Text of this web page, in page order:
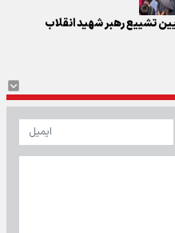
تشییع رهبر شهید انقلاب